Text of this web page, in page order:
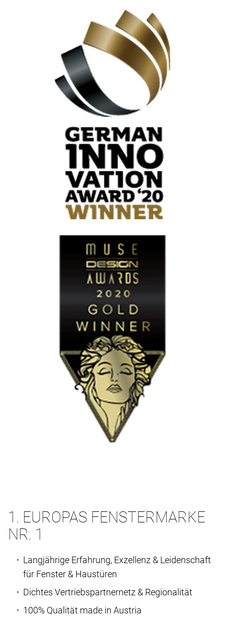
1. EUROPAS FENSTERMARKE
NR. 1
Langjährige Erfahrung, Exzellenz & Leidenschaft
für Fenster & Haustüren
Dichtes Vertriebspartnernetz & Regionalität
100% Qualität made in Austria